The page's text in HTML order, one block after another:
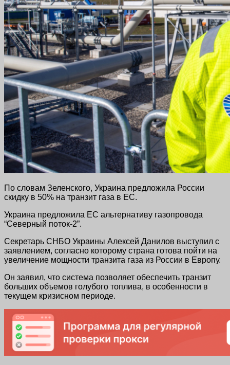
По словам Зеленского, Украина предложила России
скидку в 50% на транзит газа в ЕС.
Украина предложила ЕС альтернативу газопровода
“Северный поток-2”.
Секретарь СНБО Украины Алексей Данилов выступил с
заявлением, согласно которому страна готова пойти на
увеличение мощности транзита газа из России в Европу.
Он заявил, что система позволяет обеспечить транзит
больших объемов голубого топлива, в особенности в
текущем кризисном периоде.